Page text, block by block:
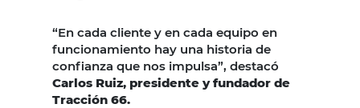
“En cada cliente y en cada equipo en
funcionamiento hay una historia de
confianza que nos impulsa”, destacó
Carlos Ruiz, presidente y fundador de
Tracción 66.